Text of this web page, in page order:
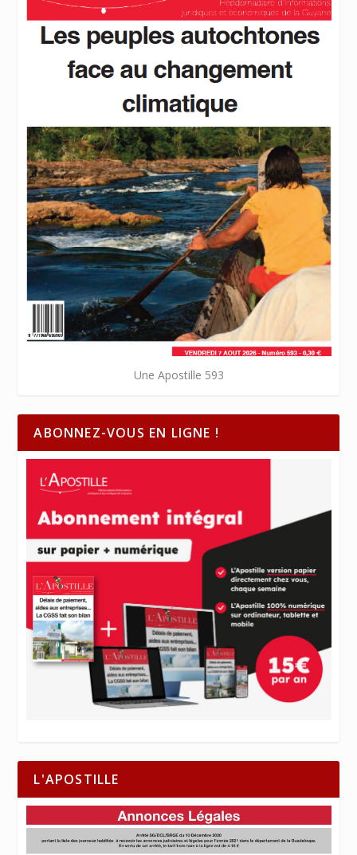
Une Apostille 593
ABONNEZ-VOUS EN LIGNE !
L'APOSTILLE